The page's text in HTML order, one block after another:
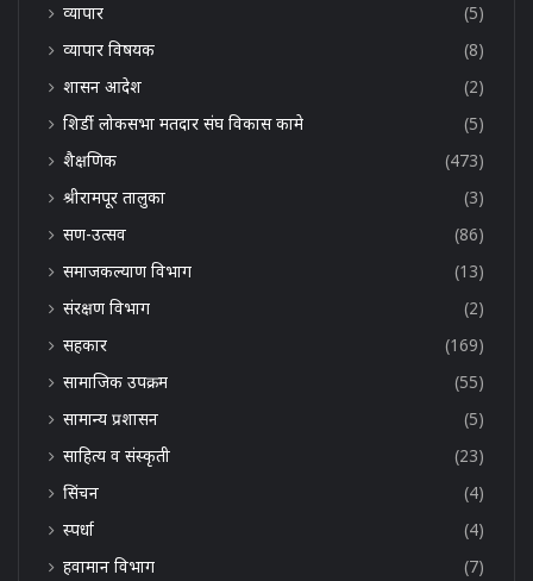
व्यापार
(5)
व्यापार विषयक
(8)
शासन आदेश
(2)
शिर्डी लोकसभा मतदार संघ विकास कामे
(5)
शैक्षणिक
(473)
श्रीरामपूर तालुका
(3)
सण-उत्सव
(86)
समाजकल्याण विभाग
(13)
संरक्षण विभाग
(2)
सहकार
(169)
सामाजिक उपक्रम
(55)
सामान्य प्रशासन
(5)
साहित्य व संस्कृती
(23)
सिंचन
(4)
स्पर्धा
(4)
हवामान विभाग
(7)